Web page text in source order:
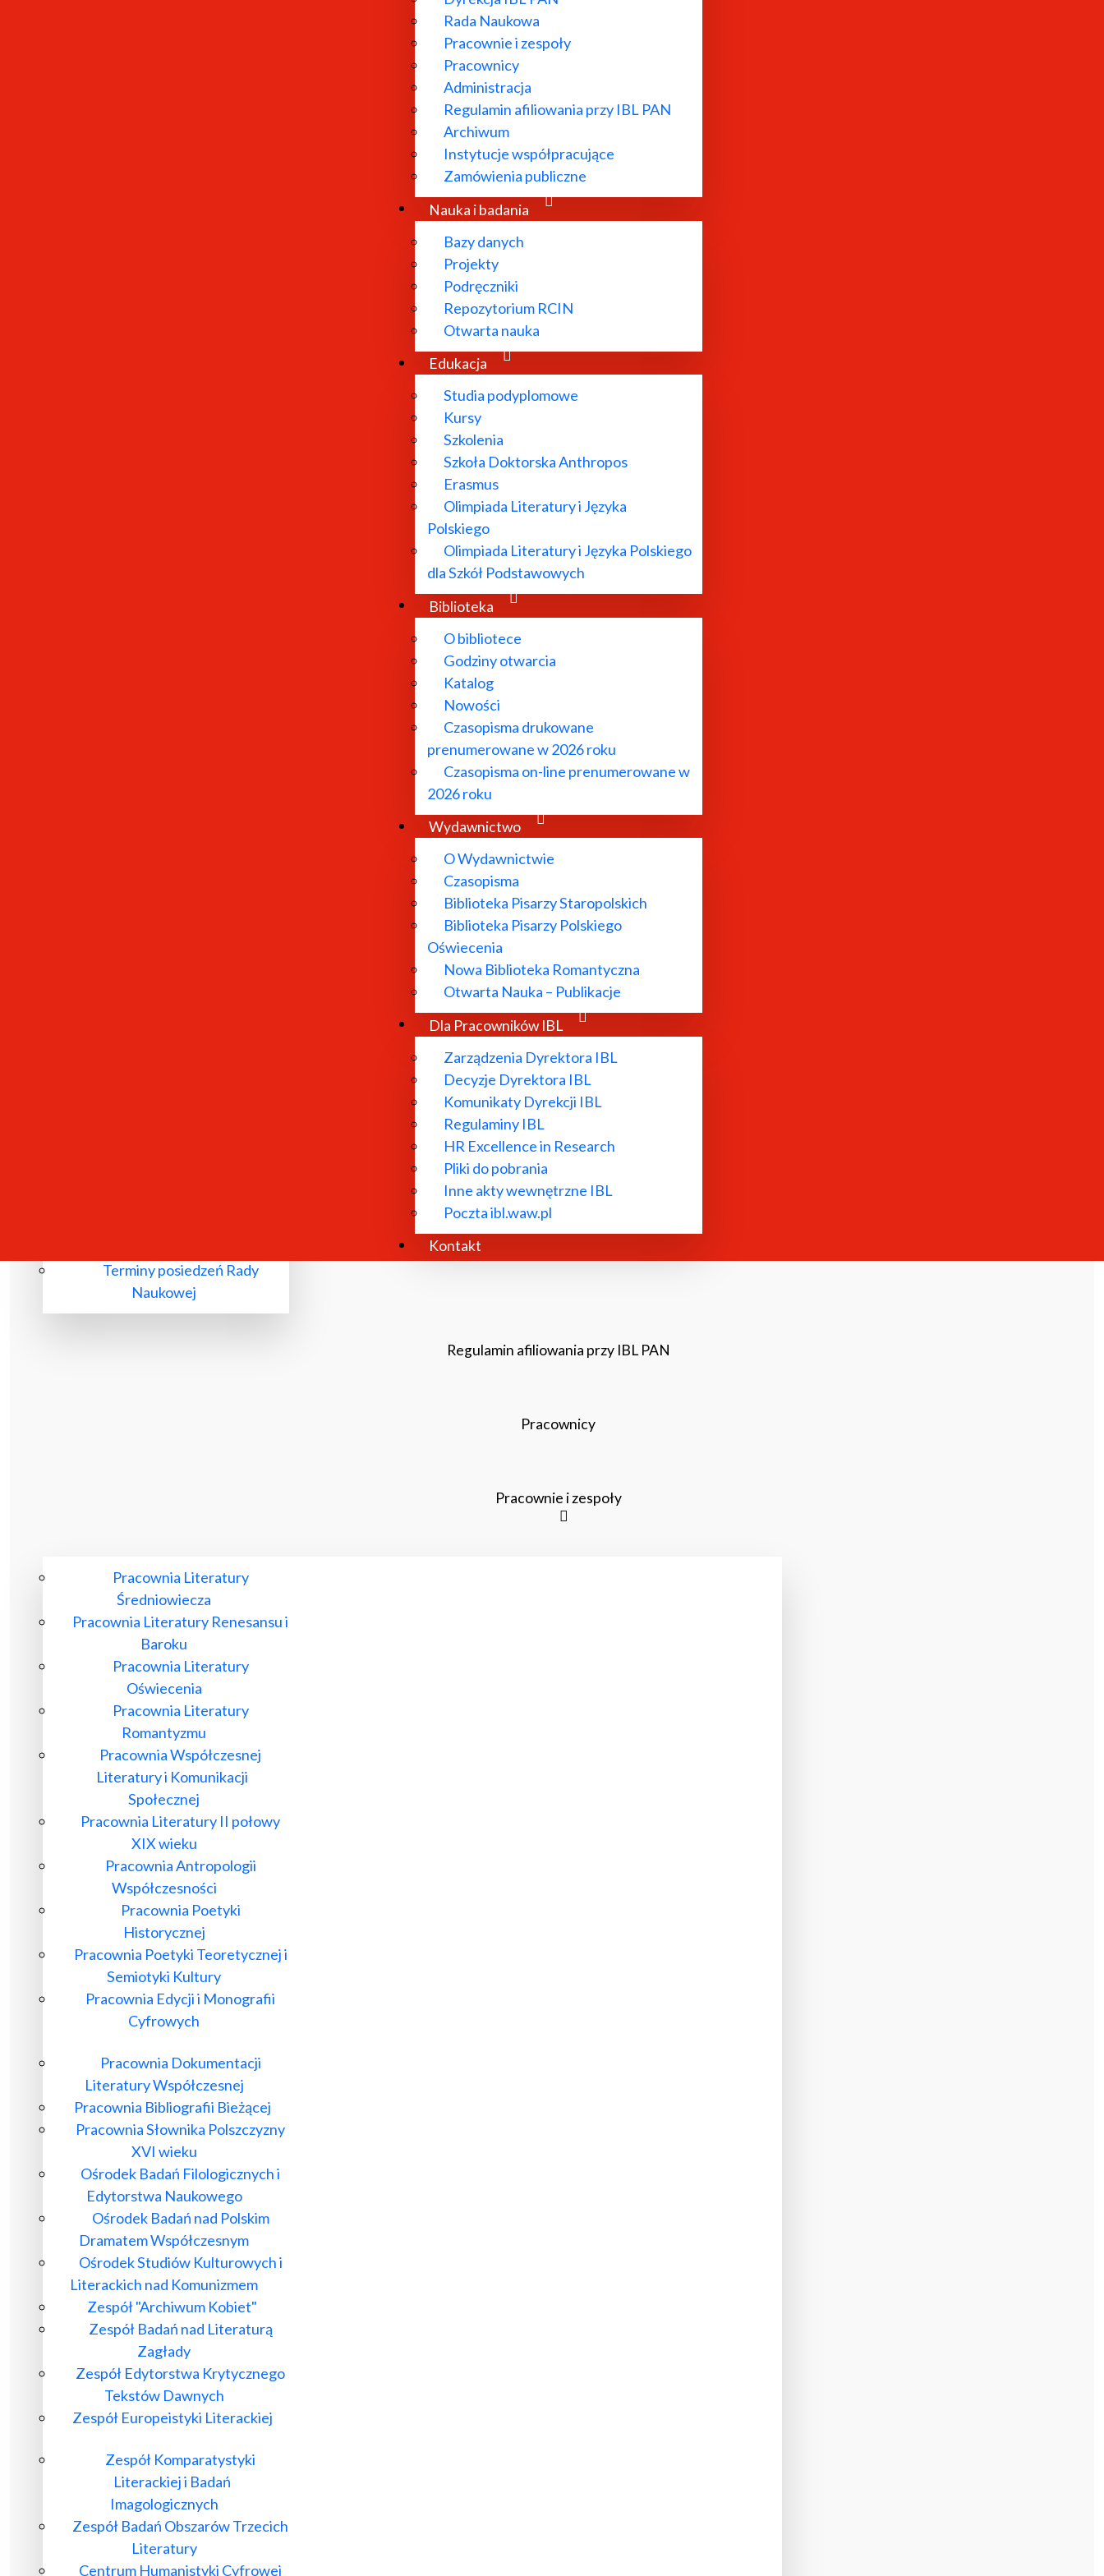
Rada Naukowa
Pracownie i zespoły
Pracownicy
Administracja
Regulamin afiliowania przy IBL PAN
Archiwum
Instytucje współpracujące
Zamówienia publiczne
Nauka i badania
Bazy danych
Projekty
Podręczniki
Repozytorium RCIN
Otwarta nauka
Edukacja
Studia podyplomowe
Kursy
Szkolenia
Szkoła Doktorska Anthropos
Erasmus
Olimpiada Literatury i Języka
Polskiego
Olimpiada Literatury i Języka Polskiego
dla Szkół Podstawowych
Biblioteka
O bibliotece
Godziny otwarcia
Katalog
Nowości
Czasopisma drukowane
prenumerowane w 2026 roku
Czasopisma on-line prenumerowane w
2026 roku
Wydawnictwo
O Wydawnictwie
Czasopisma
Biblioteka Pisarzy Staropolskich
Biblioteka Pisarzy Polskiego
Oświecenia
Nowa Biblioteka Romantyczna
Otwarta Nauka – Publikacje
Dla Pracowników IBL
Zarządzenia Dyrektora IBL
Decyzje Dyrektora IBL
Komunikaty Dyrekcji IBL
Regulaminy IBL
HR Excellence in Research
Pliki do pobrania
Inne akty wewnętrzne IBL
Poczta ibl.waw.pl
Kontakt
O Instytucie
Aktualności
Rada Naukowa
Terminy posiedzeń Rady
Naukowej
Regulamin afiliowania przy IBL PAN
Pracownicy
Pracownie i zespoły
Pracownia Literatury
Średniowiecza
Pracownia Literatury Renesansu i
Baroku
Pracownia Literatury
Oświecenia
Pracownia Literatury
Romantyzmu
Pracownia Współczesnej
Literatury i Komunikacji
Społecznej
Pracownia Literatury II połowy
XIX wieku
Pracownia Antropologii
Współczesności
Pracownia Poetyki
Historycznej
Pracownia Poetyki Teoretycznej i
Semiotyki Kultury
Pracownia Edycji i Monografii
Cyfrowych
Pracownia Dokumentacji
Literatury Współczesnej
Pracownia Bibliografii Bieżącej
Pracownia Słownika Polszczyzny
XVI wieku
Ośrodek Badań Filologicznych i
Edytorstwa Naukowego
Ośrodek Badań nad Polskim
Dramatem Współczesnym
Ośrodek Studiów Kulturowych i
Literackich nad Komunizmem
Zespół "Archiwum Kobiet"
Zespół Badań nad Literaturą
Zagłady
Zespół Edytorstwa Krytycznego
Tekstów Dawnych
Zespół Europeistyki Literackiej
Zespół Komparatystyki
Literackiej i Badań
Imagologicznych
Zespół Badań Obszarów Trzecich
Literatury
Centrum Humanistyki Cyfrowej